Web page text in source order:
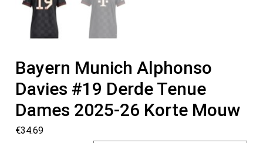
Bayern Munich Alphonso
Davies #19 Derde Tenue
Dames 2025-26 Korte Mouw
€34.69